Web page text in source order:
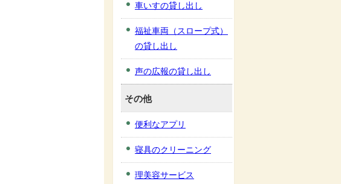
車いすの貸し出し
福祉車両（スロープ式）
の貸し出し
声の広報の貸し出し
その他
便利なアプリ
寝具のクリーニング
理美容サービス